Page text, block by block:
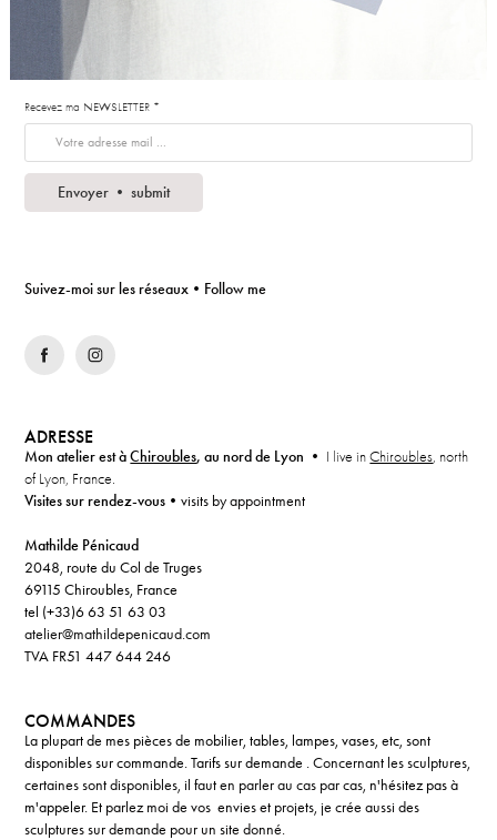
Recevez ma NEWSLETTER *
Envoyer • submit
Suivez-moi sur les réseaux•Follow me
ADRESSE
Mon atelier est àChiroubles, au nord de Lyon • I live inChiroubles, north
of Lyon, France.
Visites sur rendez-vous•visits by appointment
Mathilde Pénicaud
2048, route du Col de Truges
69115 Chiroubles, France
tel (+33)6 63 51 63 03
atelier@mathildepenicaud.com
TVA FR51 447 644 246
COMMANDES
La plupart de mes pièces de mobilier, tables, lampes, vases, etc, sont
disponibles sur commande.Tarifs sur demande .Concernant les sculptures,
certaines sont disponibles, il faut en parler au cas par cas, n'hésitez pas à
m'appeler. Et parlez moi de vos envies et projets, je crée aussi des
sculptures sur demande pour un site donné.